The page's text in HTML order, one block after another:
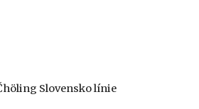
Slovensko línie